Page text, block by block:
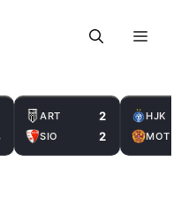
Menu
ART 2
SIO 2
HJK
MOT